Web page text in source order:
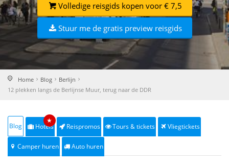
Volledige reisgids kopen voor € 7,5
Stuur me de gratis preview reisgids
Home Blog
Berlijn
12 plekken langs de Berlijnse Muur, terug naar de DDR
Blog Hotels
★
Reispromos Tours & tickets Vliegtickets
Camper huren Auto huren